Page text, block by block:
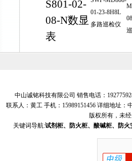
S801-02-
08-N数显
表
01-23-8H8L
多路巡检仪
中山诚铭科技有限公司 销售电话：
联系人：黄工 手机：15989151456 详细地址
版权所有，未
关键词导航:试剂柜、防火柜、酸碱柜、防